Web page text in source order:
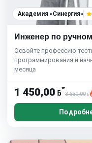
Академия «Синергия»
Инженер по
Освойте профессию
программирования и
месяца
1 450,00 ƃ*
3 630,00ƃ